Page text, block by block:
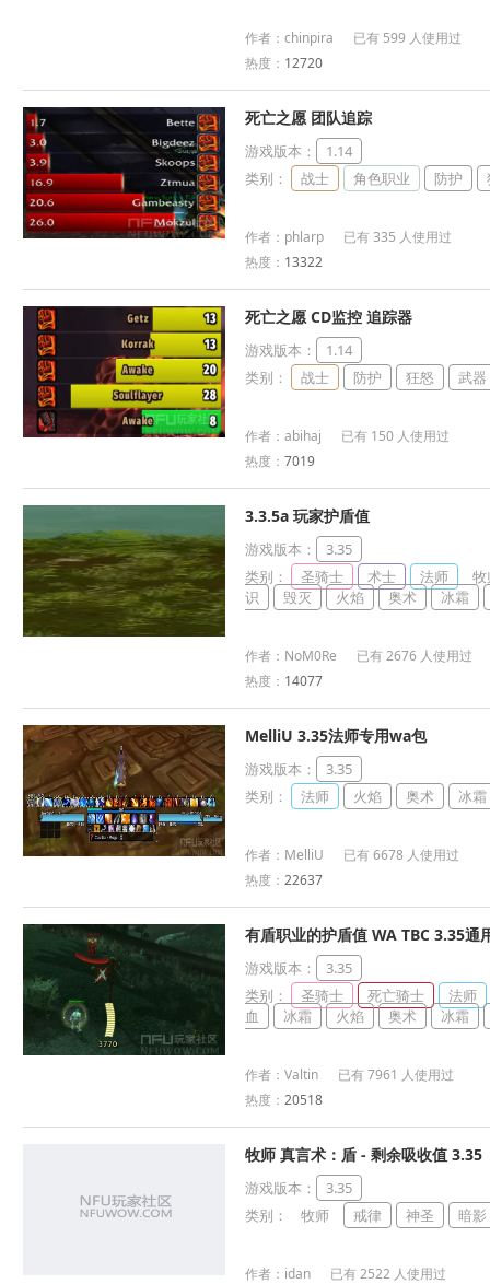
作者：chinpira 已有 599 人使用过
热度： 12720
死亡之愿 团队追踪
游戏版本：
1.14
类别：
战士 角色职业 防护
作者：phlarp 已有 335 人使用过
热度： 13322
死亡之愿 CD监控 追踪器
游戏版本：
1.14
类别：
战士 防护 狂怒 武器
作者：abihaj 已有 150 人使用过
热度： 7019
3.3.5a 玩家护盾值
游戏版本：
3.35
类别：
圣骑士 术士 法师
牧
识
毁灭 火焰 奥术 冰霜
作者：NoM0Re 已有 2676 人使用过
热度： 14077
MelliU 3.35法师专用wa包
游戏版本：
3.35
类别：
法师 火焰 奥术 冰霜
作者：MelliU 已有 6678 人使用过
热度： 22637
有盾职业的护盾值 WA TBC 3.35通
游戏版本：
3.35
类别：
圣骑士 死亡骑士
法师
血
冰霜 火焰 奥术 冰霜
作者：Valtin 已有 7961 人使用过
热度： 20518
牧师 真言术：盾 - 剩余吸收值 3.35
游戏版本：
3.35
类别：
牧师 戒律 神圣 暗影
作者：idan 已有 2522 人使用过